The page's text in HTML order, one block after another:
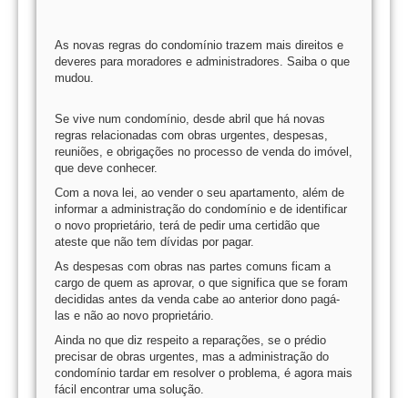
As novas regras do condomínio trazem mais direitos e
deveres para moradores e administradores. Saiba o que
mudou.
Se vive num condomínio, desde abril que há novas
regras relacionadas com obras urgentes, despesas,
reuniões, e obrigações no processo de venda do imóvel,
que deve conhecer.
Com a nova lei, ao vender o seu apartamento, além de
informar a administração do condomínio e de identificar
o novo proprietário, terá de pedir uma certidão que
ateste que não tem dívidas por pagar.
As despesas com obras nas partes comuns ficam a
cargo de quem as aprovar, o que significa que se foram
decididas antes da venda cabe ao anterior dono pagá-
las e não ao novo proprietário.
Ainda no que diz respeito a reparações, se o prédio
precisar de obras urgentes, mas a administração do
condomínio tardar em resolver o problema, é agora mais
fácil encontrar uma solução.